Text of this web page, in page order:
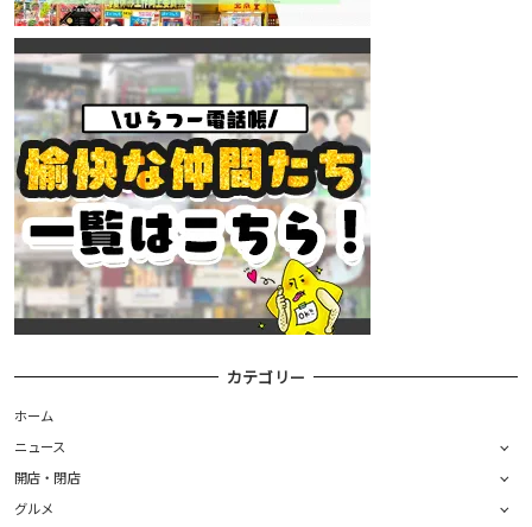
カテゴリー
ホーム
ニュース
開店・閉店
グルメ